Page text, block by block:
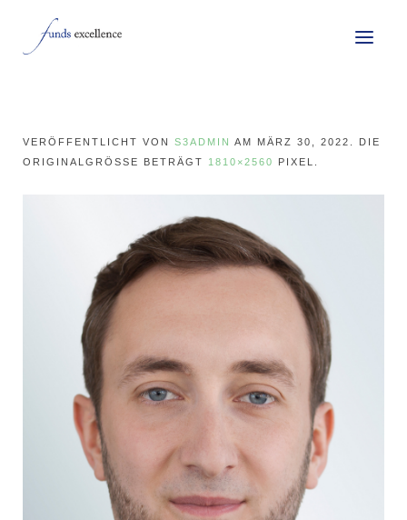
VERÖFFENTLICHT VON S3ADMIN AM MÄRZ 30, 2022
. DIE
ORIGINALGRÖSSE BETRÄGT
1810×2560 PIXEL.